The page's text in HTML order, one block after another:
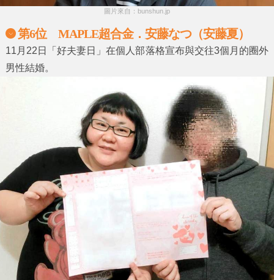
圖片來自：bunshun.jp
第6位 MAPLE超合金．安藤なつ（安藤夏）
11月22日「好夫妻日」在個人部落格宣布與交往3個月的圈外
男性結婚。